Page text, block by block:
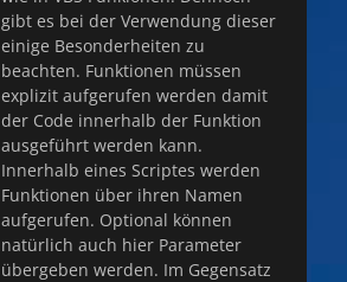
gibt es bei der Verwendung dieser
einige Besonderheiten zu
beachten. Funktionen müssen
explizit aufgerufen werden damit
der Code innerhalb der Funktion
ausgeführt werden kann.
Innerhalb eines Scriptes werden
Funktionen über ihren Namen
aufgerufen. Optional können
natürlich auch hier Parameter
übergeben werden. Im Gegensatz